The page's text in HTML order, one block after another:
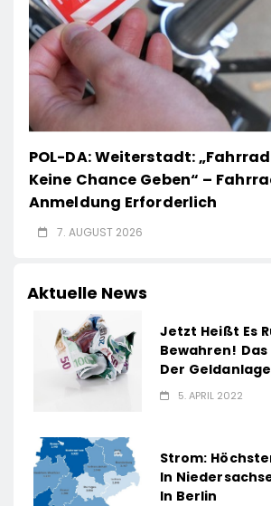
POL-DA: Weiterstadt:
Keine Chance Geben“ –
Anmeldung Erforderlich
7. AUGUST 2026
Aktuelle News
Jetzt Heißt Es
Bewahren!
Der
5. APRIL 2022
Strom:
In
In Berlin